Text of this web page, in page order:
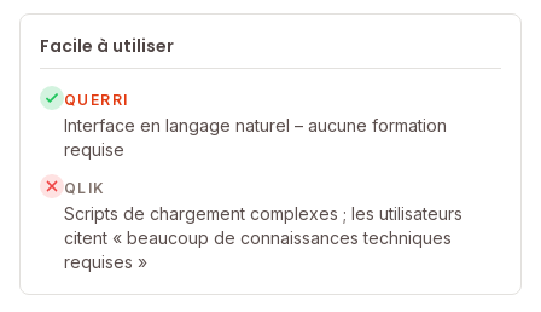
Facile à utiliser
QUERRI
Interface en langage naturel – aucune formation
requise
QLIK
Scripts de chargement complexes ; les utilisateurs
citent « beaucoup de connaissances techniques
requises »